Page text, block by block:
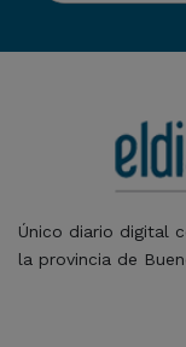
Único diario digital
la provincia de